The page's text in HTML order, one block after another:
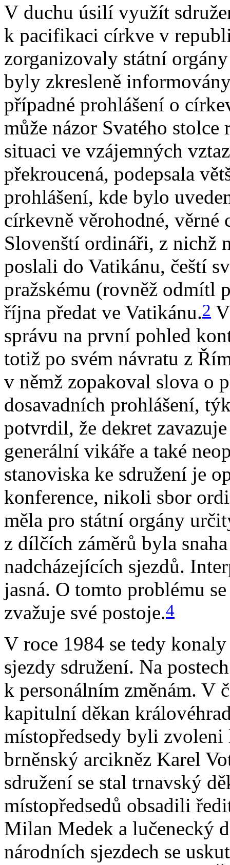
V duchu úsilí využít
k pacifikaci církve v
zorganizovaly státní
byly zkresleně
případné prohlášení o
může názor Svatého
situaci ve vzájemných
překroucená, podepsala
prohlášení, kde bylo
církevně věrohodné,
Slovenští ordináři, z nichž
poslali do Vatikánu, čeští
pražskému (rovněž odmítl
října předat ve Vatikánu.2
správu na první pohled
totiž po svém návratu z
v němž zopakoval slova o
dosavadních prohlášení,
potvrdil, že dekret
generální vikáře a také
stanoviska ke sdružení je
konference, nikoli sbor
měla pro státní orgány
z dílčích záměrů byla
nadcházejících sjezdů.
jasná. O tomto problému
zvažuje své postoje.4
V roce 1984 se tedy
sjezdy sdružení. Na
k personálním změnám. V
kapitulní děkan
místopředsedy byli
brněnský arcikněz Karel
sdružení se stal trnavský
místopředsedů obsadili
Milan Medek a lučenecký
národních sjezdech se